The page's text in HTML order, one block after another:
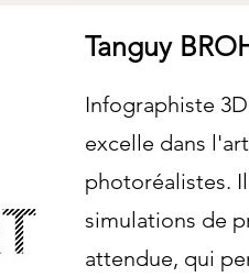
Tanguy
Infographiste
excelle dans
photoréalistes.
simulations de
attendue, qui